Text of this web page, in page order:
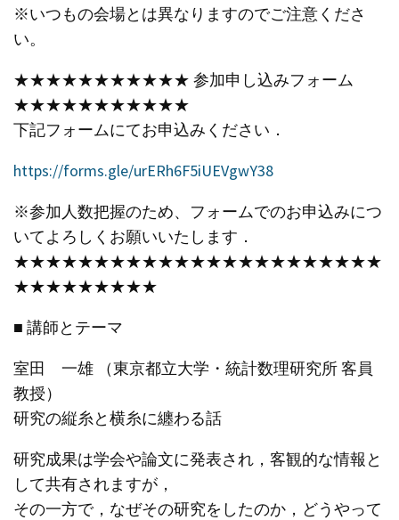
※いつもの会場とは異なりますのでご注意くださ
い。
★★★★★★★★★★★ 参加申し込みフォーム
★★★★★★★★★★★
下記フォームにてお申込みください．
https://forms.gle/urERh6F5iUEVgwY38
※参加人数把握のため、フォームでのお申込みにつ
いてよろしくお願いいたします．
★★★★★★★★★★★★★★★★★★★★★★★
★★★★★★★★★
■ 講師とテーマ
室田 一雄 （東京都立大学・統計数理研究所 客員
教授）
研究の縦糸と横糸に纏わる話
研究成果は学会や論文に発表され，客観的な情報と
して共有されますが，
その一方で，なぜその研究をしたのか，どうやって